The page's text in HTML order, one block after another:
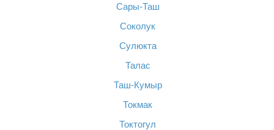
Сары-Таш
Соколук
Сулюкта
Талас
Таш-Кумыр
Токмак
Токтогул